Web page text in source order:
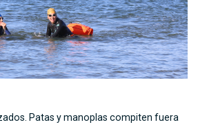
Patas y manoplas compiten fuera